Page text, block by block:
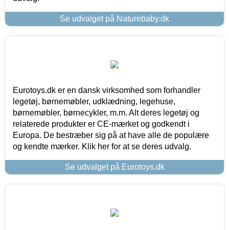
Se udvalget på Naturebaby.dk
Eurotoys.dk er en dansk virksomhed som forhandler
legetøj, børnemøbler, udklædning, legehuse,
børnemøbler, børnecykler, m.m. Alt deres legetøj og
relaterede produkter er CE-mærket og godkendt i
Europa. De bestræber sig på at have alle de populære
og kendte mærker. Klik her for at se deres udvalg.
Se udvalget på Eurotoys.dk